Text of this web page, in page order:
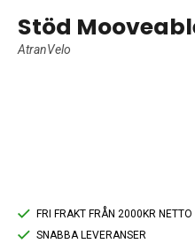
Stöd
AtranVelo
FRI FRAKT FRÅN 2000KR NETTO
SNABBA LEVERANSER